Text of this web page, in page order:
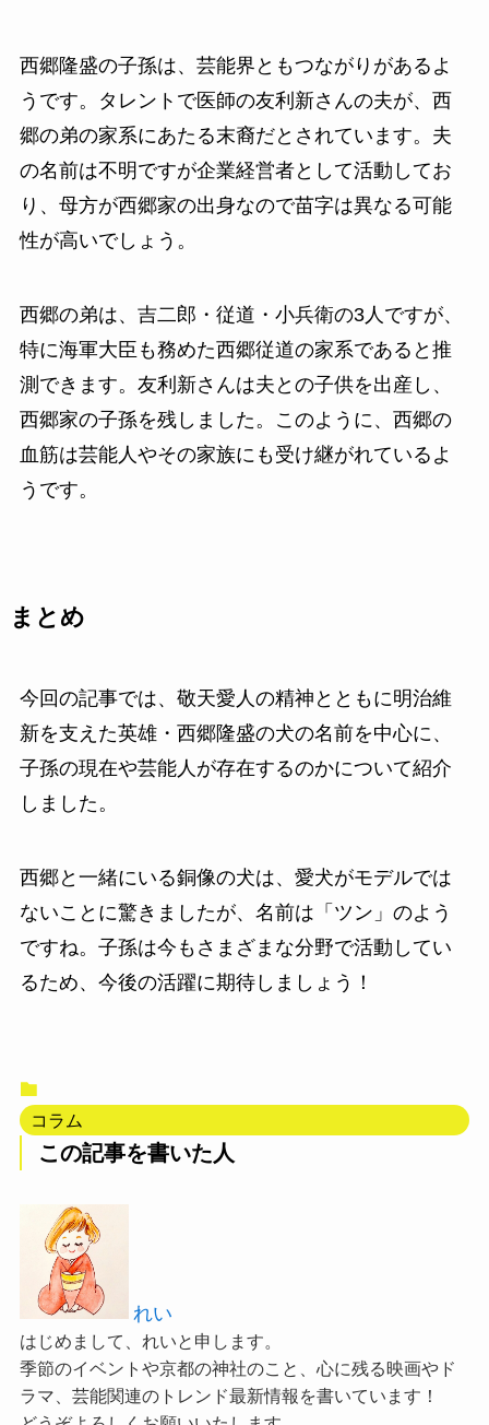
西郷隆盛の子孫は、芸能界ともつながりがあるよ
うです。タレントで医師の友利新さんの夫が、西
郷の弟の家系にあたる末裔だとされています。夫
の名前は不明ですが企業経営者として活動してお
り、母方が西郷家の出身なので苗字は異なる可能
性が高いでしょう。
西郷の弟は、吉二郎・従道・小兵衛の3人ですが、
特に海軍大臣も務めた西郷従道の家系であると推
測できます。友利新さんは夫との子供を出産し、
西郷家の子孫を残しました。このように、西郷の
血筋は芸能人やその家族にも受け継がれているよ
うです。
まとめ
今回の記事では、敬天愛人の精神とともに明治維
新を支えた英雄・西郷隆盛の犬の名前を中心に、
子孫の現在や芸能人が存在するのかについて紹介
しました。
西郷と一緒にいる銅像の犬は、愛犬がモデルでは
ないことに驚きましたが、名前は「ツン」のよう
ですね。子孫は今もさまざまな分野で活動してい
るため、今後の活躍に期待しましょう！
コラム
この記事を書いた人
れい
はじめまして、れいと申します。
季節のイベントや京都の神社のこと、心に残る映画やド
ラマ、芸能関連のトレンド最新情報を書いています！